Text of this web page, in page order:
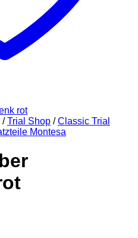
/ Trial Shop / Classic Trial
Montesa